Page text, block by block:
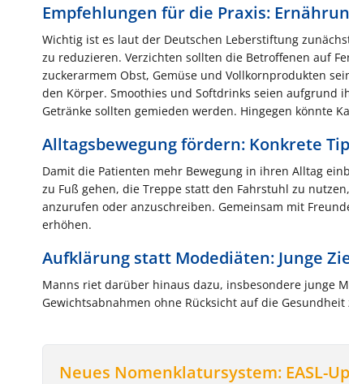
Empfehlungen für die Praxis:
Wichtig ist es laut der Deutschen Leberstiftung
zu reduzieren. Verzichten sollten die Betroffenen auf
zuckerarmem Obst, Gemüse und Vollkornprodukten
den Körper. Smoothies und Softdrinks seien aufgrund
Getränke sollten gemieden werden. Hingegen könnte
Alltagsbewegung fördern: Konkrete
Damit die Patienten mehr Bewegung in ihren Alltag
zu Fuß gehen, die Treppe statt den Fahrstuhl zu
anzurufen oder anzuschreiben. Gemeinsam mit
erhöhen.
Aufklärung statt Modediäten: Junge
Manns riet darüber hinaus dazu, insbesondere junge
Gewichtsabnahmen ohne Rücksicht auf die
Neues Nomenklatursystem: EASL-